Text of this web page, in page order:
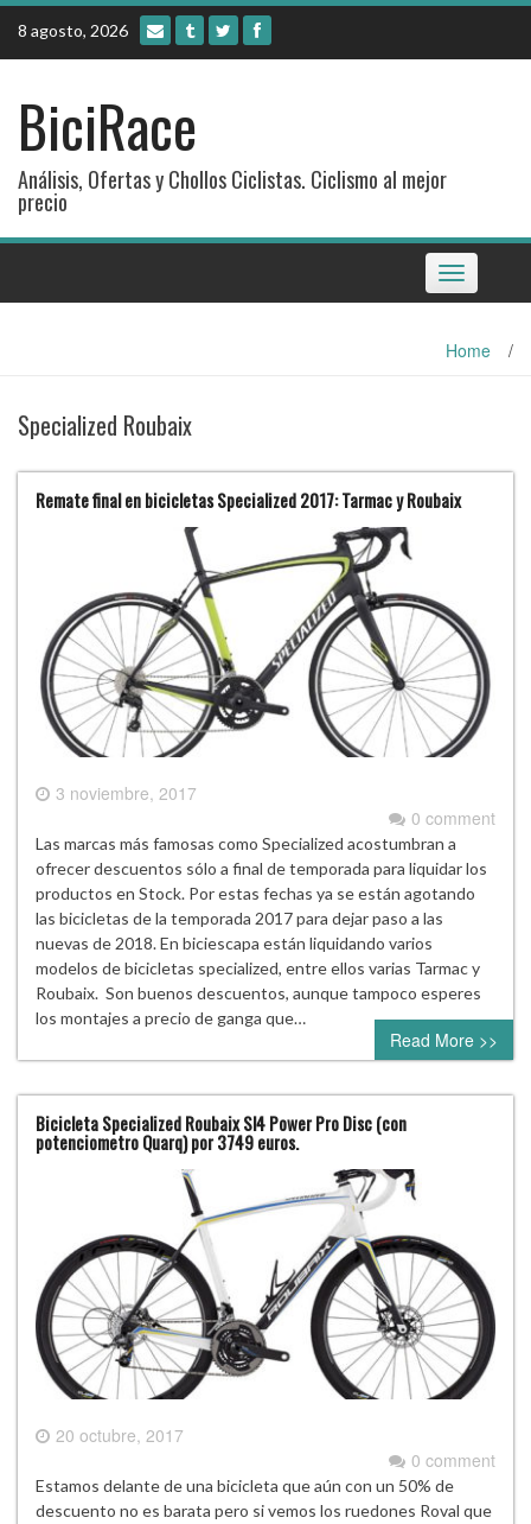
Skip
content
8 agosto, 2026
BiciRace
Análisis, Ofertas y Chollos Ciclistas. Ciclismo al mejor
precio
Toggle
navigation
Home /
Specialized Roubaix
Remate final en bicicletas Specialized 2017: Tarmac y Roubaix
3 noviembre, 2017
0 comment
Las marcas más famosas como Specialized acostumbran a
ofrecer descuentos sólo a final de temporada para liquidar los
productos en Stock. Por estas fechas ya se están agotando
las bicicletas de la temporada 2017 para dejar paso a las
nuevas de 2018. En biciescapa están liquidando varios
modelos de bicicletas specialized, entre ellos varias Tarmac y
Roubaix. Son buenos descuentos, aunque tampoco esperes
los montajes a precio de ganga que…
Read More >>
Bicicleta Specialized Roubaix Sl4 Power Pro Disc (con
potenciometro Quarq) por 3749 euros.
20 octubre, 2017
0 comment
Estamos delante de una bicicleta que aún con un 50% de
descuento no es barata pero si vemos los ruedones Roval que